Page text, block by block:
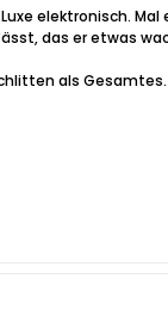
elektronisch.
das er etwas
als